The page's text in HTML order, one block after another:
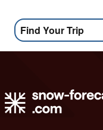
Find Your Trip